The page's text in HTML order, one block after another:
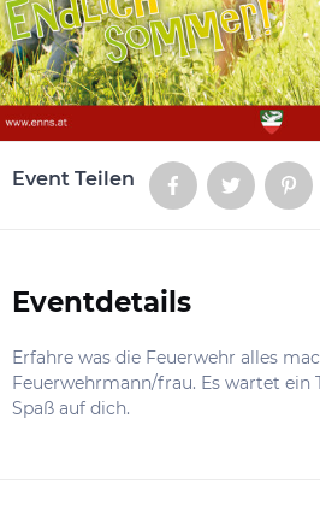
Event Teilen
Informationen
Eventdetails
Erfahre was die Feuerwehr alles
Feuerwehrmann/frau. Es wartet
Spaß auf dich.